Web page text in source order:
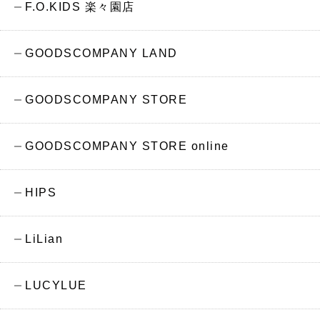
F.O.KIDS 楽々園店
GOODSCOMPANY LAND
GOODSCOMPANY STORE
GOODSCOMPANY STORE online
HIPS
LiLian
LUCYLUE